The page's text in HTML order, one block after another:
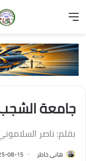
القائمة
جامعة الشجب
بقلم: ناصر
هانى خاطر 08-15